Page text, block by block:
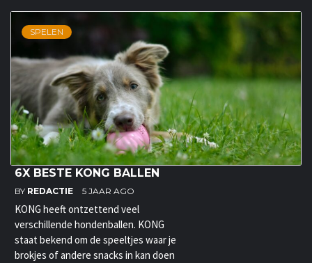
SPELEN
6X BESTE KONG BALLEN
BY REDACTIE 5 JAAR AGO
KONG heeft ontzettend veel
verschillende hondenballen. KONG
staat bekend om de speeltjes waar je
brokjes of andere snacks in kan doen